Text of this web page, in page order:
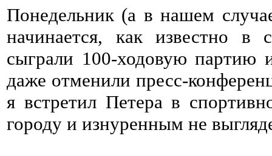
Понедельник (а в нашем
начинается, как известно в
сыграли 100-ходовую партию
даже отменили пресс-
я встретил Петера в
городу и изнуренным не